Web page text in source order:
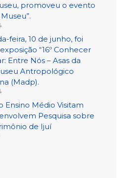
promoveu o evento
feira, 10 de junho, foi
“16º Conhecer
Entre Nós – Asas da
Antropológico
(Madp).
Ensino Médio Visitam
Pesquisa sobre
de Ijuí